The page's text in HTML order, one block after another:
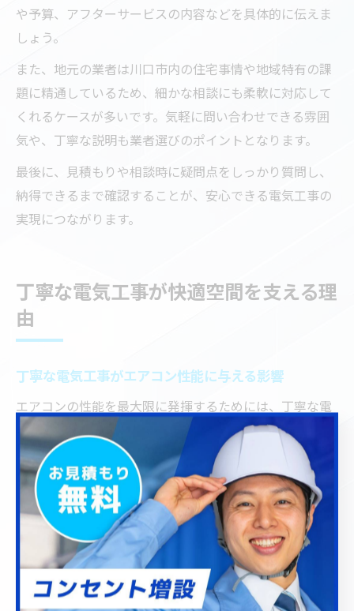
や予算、アフターサービスの内容などを具体的に伝えま
しょう。
また、地元の業者は川口市内の住宅事情や地域特有の課
題に精通しているため、細かな相談にも柔軟に対応して
くれるケースが多いです。気軽に問い合わせできる雰囲
気や、丁寧な説明も業者選びのポイントとなります。
最後に、見積もりや相談時に疑問点をしっかり質問し、
納得できるまで確認することが、安心できる電気工事の
実現につながります。
丁寧な電気工事が快適空間を支える理
由
丁寧な電気工事がエアコン性能に与える影響
エアコンの性能を最大限に発揮するためには、丁寧な電
気工事が欠かせません。特に埼玉県川口市のような気候
変化の大きい地域では、適切な配線や確実なアース処理
が重要です。これが不十分だと、冷暖房効率の低下や予
期せぬトラブルの原因となります。
例えば、配線の取り回しが雑だと電圧降下が発生し、エ
アコンの冷却・暖房能力が十分に発揮されません。逆
に、経験豊富な業者による丁寧な施工なら、無駄な電力
消費を抑え、長期間安定した運転が可能です。施工の質